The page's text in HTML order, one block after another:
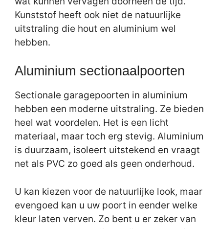
Kunststof heeft ook niet de natuurlijke
uitstraling die hout en aluminium wel
hebben.
Aluminium sectionaalpoorten
Sectionale garagepoorten in aluminium
hebben een moderne uitstraling. Ze bieden
heel wat voordelen. Het is een licht
materiaal, maar toch erg stevig. Aluminium
is duurzaam, isoleert uitstekend en vraagt
net als PVC zo goed als geen onderhoud.
U kan kiezen voor de natuurlijke look, maar
evengoed kan u uw poort in eender welke
kleur laten verven. Zo bent u er zeker van